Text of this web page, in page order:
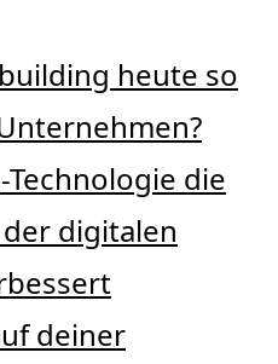
heute so
die
digitalen
deiner